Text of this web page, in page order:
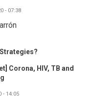
- 07:38
Corona, HIV, TB and
- 14:05